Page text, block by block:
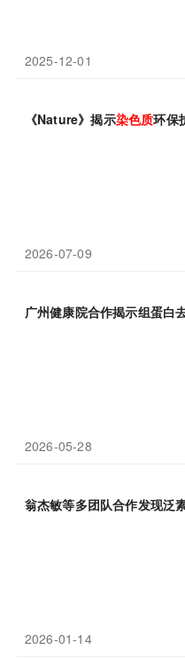
2025-12-01
《Nature》揭示染色质环保
2026-07-09
广州健康院合作揭示组蛋白
2026-05-28
翁杰敏等多团队合作发现泛
2026-01-14